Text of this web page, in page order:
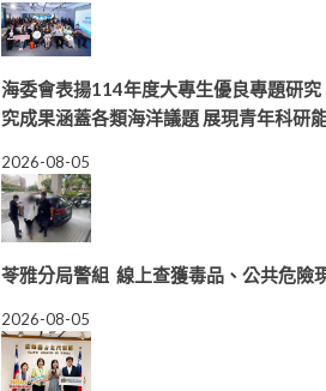
地方 教育
家長最有感！三光社區暑期夏令
營結業 深耕14年品格教育陪孩
子勇敢成長
海委會表揚114年度大專生優良專題研究
究成果涵蓋各類海洋議題 展現青年科研
2026-08-05
苓雅分局警組 線上查獲毒品、公共危險
2026-08-05